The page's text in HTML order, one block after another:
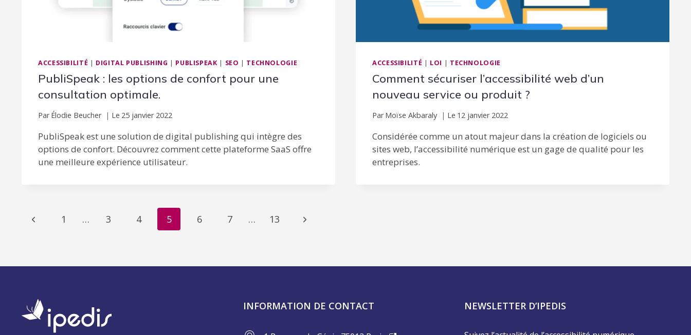
ACCESSIBILITÉ | DIGITAL PUBLISHING | PUBLISPEAK | SEO | TECHNOLOGIE
PubliSpeak : les options de confort pour une
consultation optimale.
Par Élodie Beucher Le 25 janvier 2022
PubliSpeak est une solution de digital publishing qui intègre des
options de confort. Découvrez comment cette plateforme SaaS offre
une meilleure expérience utilisateur.
ACCESSIBILITÉ | LOI | TECHNOLOGIE
Comment sécuriser l’accessibilité web d’un
nouveau service ou produit ?
Par Moïse Akbaraly Le 12 janvier 2022
Considérée comme un atout majeur dans la création de logiciels ou
sites web, l’accessibilité numérique est un gage de qualité pour les
entreprises.
Navigation
Page
1 … 3 4 5 6 7 … 13
Page
INFORMATION DE CONTACT NEWSLETTER D’IPEDIS